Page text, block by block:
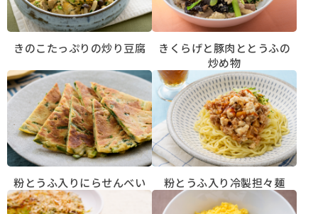
きのこたっぷりの炒り豆腐
きくらげと豚肉ととうふの
炒め物
粉とうふ入りにらせんべい 粉とうふ入り冷製担々麺